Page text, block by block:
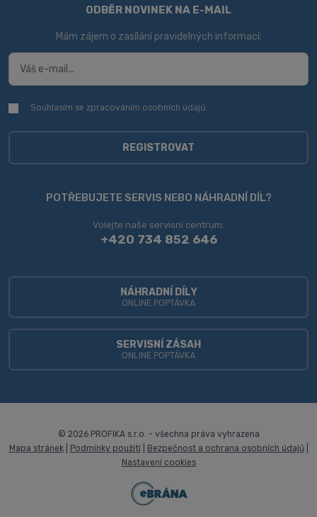
ODBĚR NOVINEK NA E-MAIL
Mám zájem o zasílání pravidelných informací:
Souhlasím
zpracováním
Souhlasím se zpracováním osobních údajů.
REGISTROVAT
se
POTŘEBUJETE SERVIS NEBO NÁHRADNÍ DÍL?
Volejte naše servisní centrum:
+420 734 852 646
NÁHRADNÍ DÍLY
ONLINE POPTÁVKA
SERVISNÍ ZÁSAH
ONLINE POPTÁVKA
© 2026 PROFIKA s.r.o. - všechna práva vyhrazena
Mapa stránek
Podmínky použití Bezpečnost a ochrana osobních údajů
Nastavení cookies